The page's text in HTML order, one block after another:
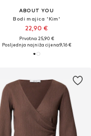
ABOUT YOU
Bodi majica 'Kim'
22,90 €
Prvotno: 25,90 €
Posljednja najniža cijena:9,16 €